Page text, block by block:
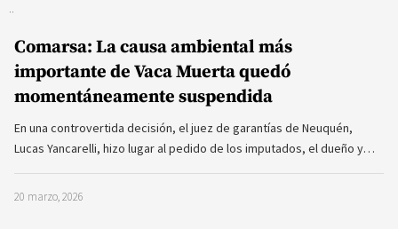
Comarsa: La causa ambiental más
importante de Vaca Muerta quedó
momentáneamente suspendida
En una controvertida decisión, el juez de garantías de Neuquén,
Lucas Yancarelli, hizo lugar al pedido de los imputados, el dueño y…
20 marzo, 2026